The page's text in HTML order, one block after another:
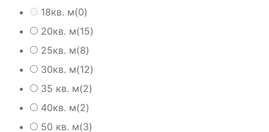
18кв. м(0)
20кв. м(15)
25кв. м(8)
30кв. м(12)
35 кв. м(2)
40кв. м(2)
50 кв. м(3)